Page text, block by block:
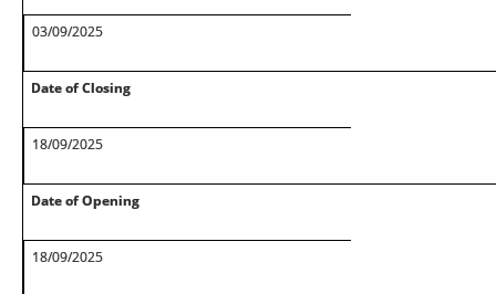
03/09/2025
Date of Closing
18/09/2025
Date of Opening
18/09/2025